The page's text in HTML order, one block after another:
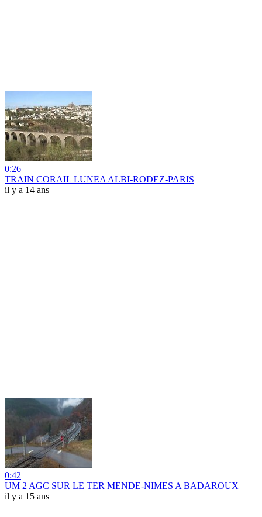
0:26
TRAIN CORAIL LUNEA ALBI-RODEZ-PARIS
il y a 14 ans
0:42
UM 2 AGC SUR LE TER MENDE-NIMES A BADAROUX
il y a 15 ans